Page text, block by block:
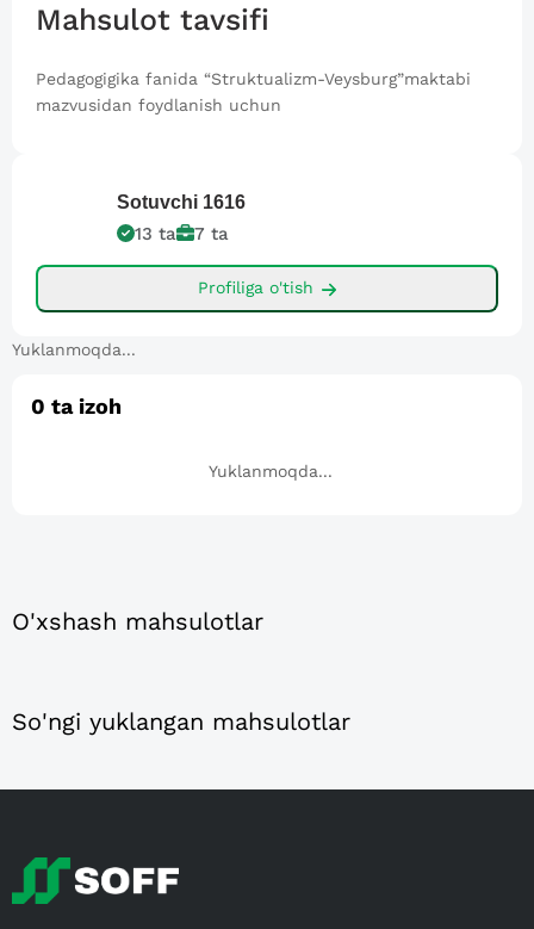
Mahsulot tavsifi
Pedagogigika fanida “Struktualizm-Veysburg”maktabi
mazvusidan foydlanish uchun
Sotuvchi 1616
13 ta 7 ta
Profiliga o'tish
Yuklanmoqda...
0 ta izoh
Yuklanmoqda...
O'xshash mahsulotlar
So'ngi yuklangan mahsulotlar